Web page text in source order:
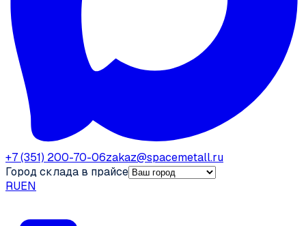
+7 (351) 200-70-06zakaz@spacemetall.ru
Город склада в прайсе
RUEN